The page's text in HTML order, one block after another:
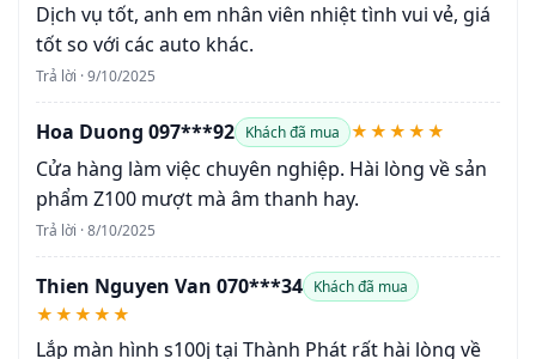
Dịch vụ tốt, anh em nhân viên nhiệt tình vui vẻ, giá
tốt so với các auto khác.
Trả lời · 9/10/2025
Hoa Duong 097***92 Khách đã mua ★★★★★
Cửa hàng làm việc chuyên nghiệp. Hài lòng về sản
phẩm Z100 mượt mà âm thanh hay.
Trả lời · 8/10/2025
Thien Nguyen Van 070***34 Khách đã mua
★★★★★
Lắp màn hình s100j tại Thành Phát rất hài lòng về